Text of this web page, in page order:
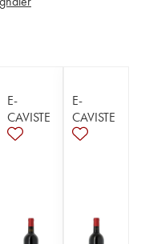
E-
CAVISTE
E-
CAVISTE